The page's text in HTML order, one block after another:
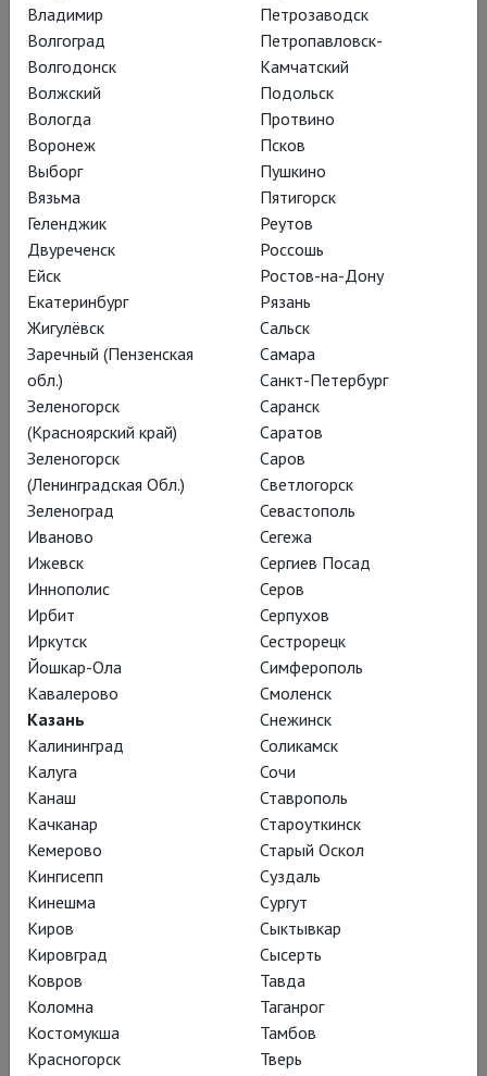
Нуреев: Лебединое озеро
Язык: немецкий, русские субтитры
9 августа, воскресенье
15:00 Киномакс Тандем
11 августа, вторник
Владимир
Волгоград
Волгодонск
Волжский
Вологда
Воронеж
Выборг
Вязьма
Геленджик
Двуреченск
Ейск
Екатеринбург
Жигулёвск
Заречный (Пензенская
обл.)
Зеленогорск
(Красноярский край)
Зеленогорск
(Ленинградская Обл.)
Зеленоград
Иваново
Ижевск
Иннополис
Ирбит
Иркутск
Йошкар-Ола
Кавалерово
Казань
Калининград
Калуга
Канаш
Качканар
Кемерово
Кингисепп
Кинешма
Киров
Кировград
Ковров
Коломна
Костомукша
Красногорск
Петрозаводск
Петропавловск-
Камчатский
Подольск
Протвино
Псков
Пушкино
Пятигорск
Реутов
Россошь
Ростов-на-Дону
Рязань
Сальск
Самара
Санкт-Петербург
Саранск
Саратов
Саров
Светлогорск
Севастополь
Сегежа
Сергиев Посад
Серов
Серпухов
Сестрорецк
Симферополь
Смоленск
Снежинск
Соликамск
Сочи
Ставрополь
Староуткинск
Старый Оскол
Суздаль
Сургут
Сыктывкар
Сысерть
Тавда
Таганрог
Тамбов
Тверь